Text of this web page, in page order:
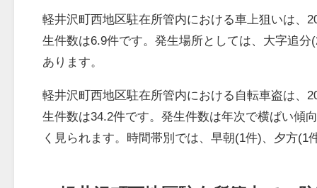
軽井沢町西地区駐在所管内における車上狙いは、
生件数は6.9件です。発生場所としては、大字追
あります。
軽井沢町西地区駐在所管内における自転車盗は、
生件数は34.2件です。発生件数は年次で横ばい傾
く見られます。時間帯別では、早朝(1件)、夕方